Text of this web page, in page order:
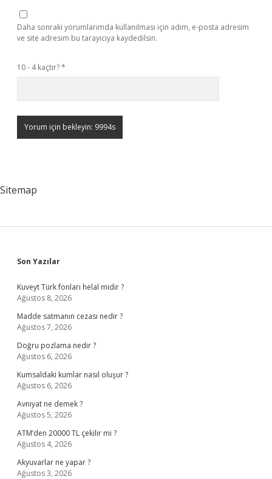
Daha sonraki yorumlarımda kullanılması için adım, e-posta adresim
ve site adresim bu tarayıcıya kaydedilsin.
10 - 4 kaçtır?*
Sitemap
Sidebar
Son Yazılar
Kuveyt Türk fonları helal midir ?
Ağustos 8, 2026
Madde satmanın cezası nedir ?
Ağustos 7, 2026
Doğru pozlama nedir ?
Ağustos 6, 2026
Kumsaldaki kumlar nasıl oluşur ?
Ağustos 6, 2026
Avniyat ne demek ?
Ağustos 5, 2026
ATM’den 20000 TL çekilir mi ?
Ağustos 4, 2026
Akyuvarlar ne yapar ?
Ağustos 3, 2026